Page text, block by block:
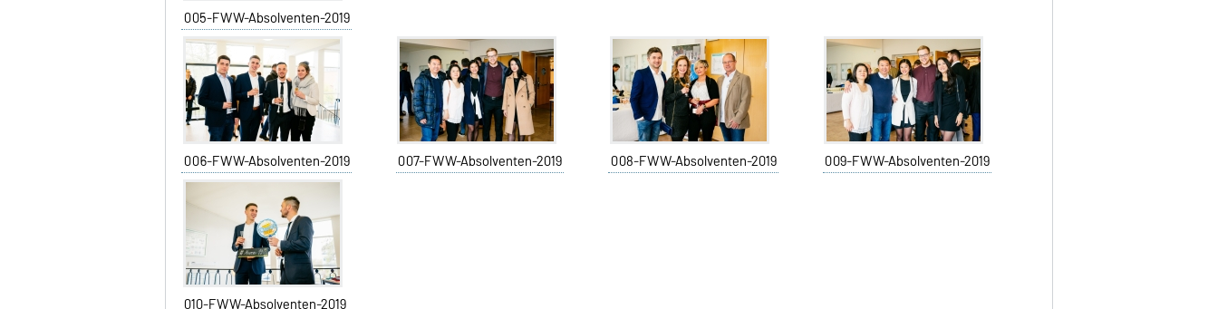
005-FWW-Absolventen-2019
006-FWW-Absolventen-2019 007-FWW-Absolventen-2019 008-FWW-Absolventen-2019 009-FWW-Absolventen-2019
010-FWW-Absolventen-2019